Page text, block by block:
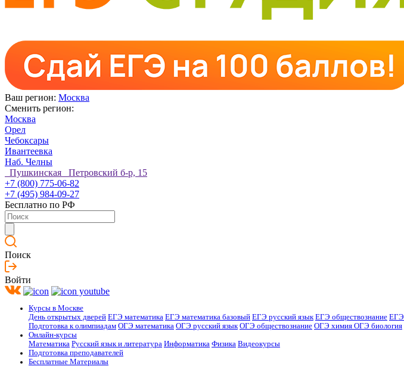
Ваш регион: Москва
Сменить регион:
Москва
Орел
Чебоксары
Ивантеевка
Наб. Челны
Пушкинская Петровский б-р, 15
+7 (800) 775-06-82
+7 (495) 984-09-27
Бесплатно по РФ
Поиск
Войти
Курсы в Москве
День открытых дверей ЕГЭ математика ЕГЭ математика базовый ЕГЭ русский язык ЕГЭ обществознание ЕГЭ
Подготовка к олимпиадам ОГЭ математика ОГЭ русский язык ОГЭ обществознание ОГЭ химия ОГЭ биология
Онлайн-курсы
Математика Русский язык и литература Информатика Физика Видеокурсы
Подготовка преподавателей
Бесплатные Материалы